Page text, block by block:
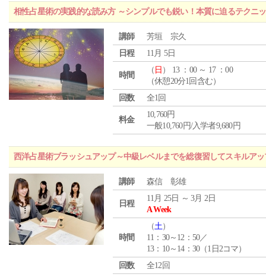
相性占星術の実践的な読み方 ～シンプルでも鋭い！本質に迫るテクニ
講師
芳垣 宗久
日程
11月 5日
時間
（ 日 ） 13 ：00 ～ 17 ：00
（休憩20分1回含む）
回数
全1回
料金
10,760円
一般10,760円/入学者9,680円
西洋占星術ブラッシュアップ～中級レベルまでを総復習してスキルア
講師 森信 彰雄
日程
11月 25日 ～ 3月 2日
A Week
時間
（土）
11：30～12：50／
13：10～14：30（1日2コマ）
回数
全12回